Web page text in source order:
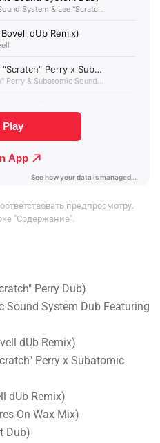
предпросмотру.
"Содержание".
Perry Dub)
Sound System Dub Featuring
dUb Remix)
Perry x Subatomic
dUb Remix)
On Wax Mix)
Dub)